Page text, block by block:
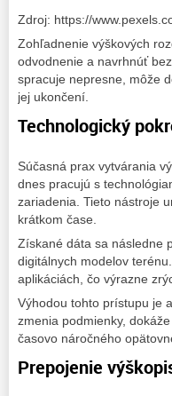
Zdroj: https://
Zohľadnenie výškových
odvodnenie a navrhnúť
spracuje nepresne, môže
jej ukončení.
Technologický
Súčasná prax vytvárania
dnes pracujú s
zariadenia. Tieto nástroje
krátkom čase.
Získané dáta sa následne
digitálnych modelov
aplikáciách, čo výrazne
Výhodou tohto prístupu je
zmenia podmienky,
časovo náročného
Prepojenie